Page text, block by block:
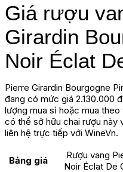
Giá rượu
Girardin
Noir Éclat
Pierre Girardin Bourgogne
đang có mức giá 2.130.000
lượng mua sỉ hoặc mua
có thể sở hữu chai rượu này
liên hệ trực tiếp với WineVn.
Bảng giá
Rượu vang
Noir Éclat De